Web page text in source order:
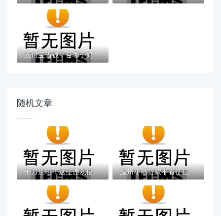
支付宝借钱平台哪个好？实测推荐这3个靠谱低...
随机文章
千万别碰！这些违规借钱平台可能让你血本无... 温州小额贷款不看征信选哪个平台？8个平台借...